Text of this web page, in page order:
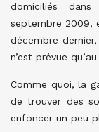
domiciliés
septembre 2009,
décembre
n’est prévue
Comme quoi, la
de trouver des
enfoncer un peu